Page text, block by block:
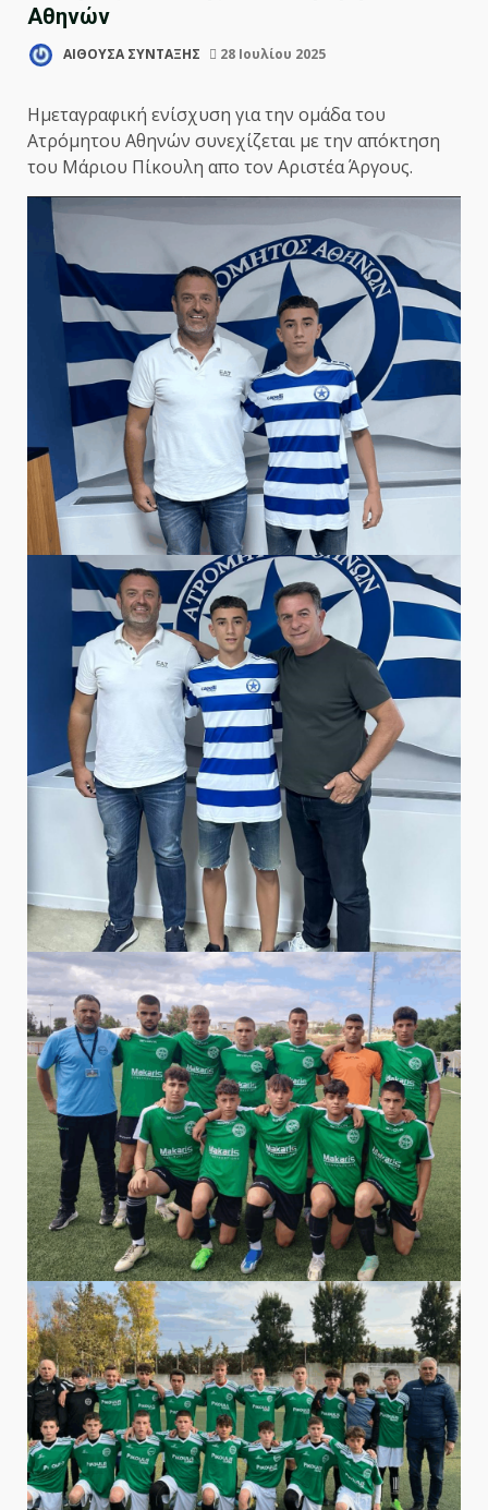
Αθηνών
ΑΙΘΟΥΣΑ ΣΥΝΤΑΞΗΣ 28 Ιουλίου 2025
Ημεταγραφική ενίσχυση για την ομάδα του
Ατρόμητου Αθηνών συνεχίζεται με την απόκτηση
του Μάριου Πίκουλη απο τον Αριστέα Άργους.